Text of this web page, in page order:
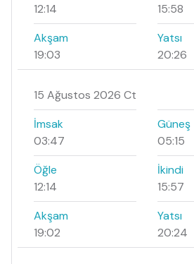
12:14
15:58
Akşam
19:03
Yatsı
20:26
15 Ağustos 2026 Ct
İmsak
03:47
Güneş
05:15
Öğle
12:14
İkindi
15:57
Akşam
19:02
Yatsı
20:24